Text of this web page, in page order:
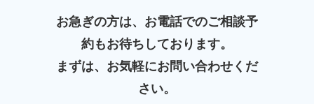
お急ぎの方は、お電話でのご相談予
約もお待ちしております。
まずは、お気軽にお問い合わせくだ
さい。